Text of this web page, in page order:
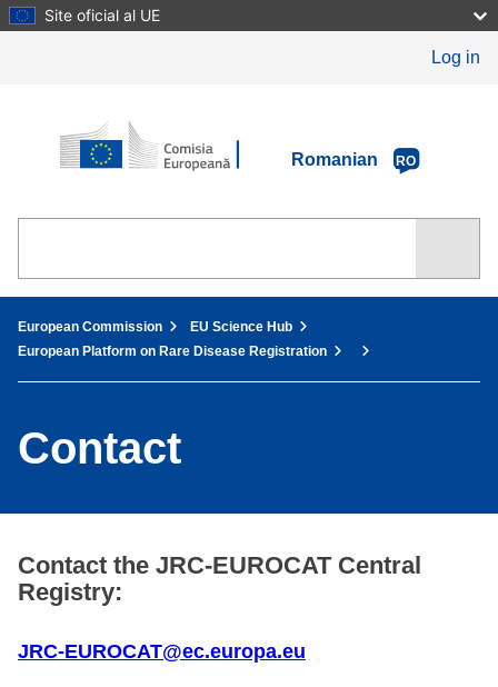
Skip
to
Site oficial al UE
Log in
European Commission
Romanian
RO
European Commission
EU Science Hub
European Platform on Rare Disease Registration
Contact
Contact the JRC-EUROCAT Central
Registry:
JRC-EUROCAT@ec.europa.eu